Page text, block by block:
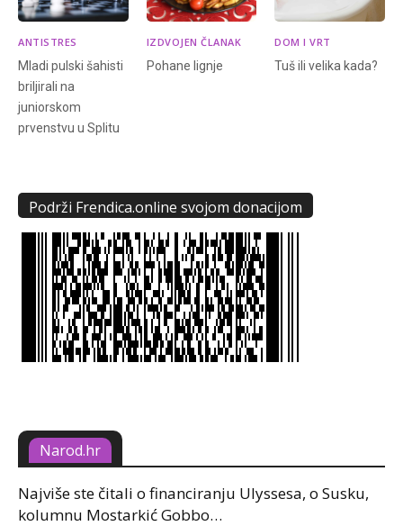
ANTISTRES
Mladi pulski šahisti
briljirali na
juniorskom
prvenstvu u Splitu
IZDVOJEN ČLANAK
Pohane lignje
DOM I VRT
Tuš ili velika kada?
Podrži Frendica.online svojom donacijom
Narod.hr
Najviše ste čitali o financiranju Ulyssesa, o Susku,
kolumnu Mostarkić Gobbo…